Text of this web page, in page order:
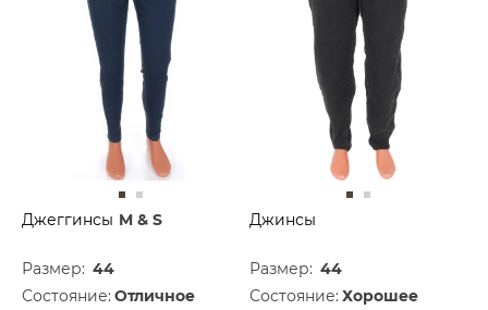
Джеггинсы M & S
Размер: 44
Состояние: Отличное
Джинсы
Размер: 44
Состояние: Хорошее